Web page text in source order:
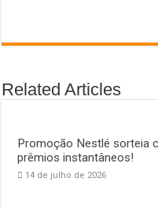
Related Articles
Promoção Nestlé sorteia
prêmios instantâneos!
14 de julho de 2026